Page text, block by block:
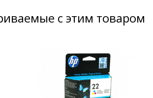
с этим товаром